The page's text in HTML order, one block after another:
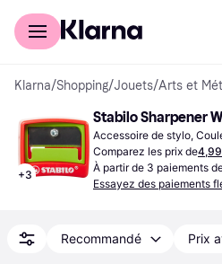
Acheter avec Klarna
Klarna/Shopping/Jouets/Arts et
+3
Stabilo Sharpener
Accessoire de stylo,
Comparez les prix de
À partir de 3 paiements
Essayez des paiements
Recommandé Prix